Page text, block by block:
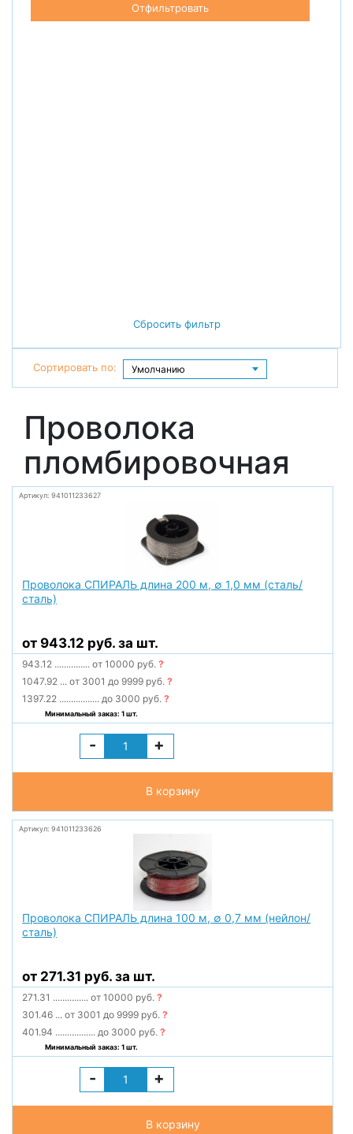
Отфильтровать
Сбросить фильтр
Сортировать по:
Проволока
пломбировочная
Артикул: 941011233627
Проволока СПИРАЛЬ длина 200 м, ∅ 1,0 мм (сталь/
сталь)
от 943.12 руб. за шт.
943.12 ............... от 10000 руб.?
1047.92 ... от 3001 до 9999 руб.?
1397.22 ................. до 3000 руб.?
Минимальный заказ: 1 шт.
- +
В корзину
Артикул: 941011233626
Проволока СПИРАЛЬ длина 100 м, ∅ 0,7 мм (нейлон/
сталь)
от 271.31 руб. за шт.
271.31 ............... от 10000 руб.?
301.46 ... от 3001 до 9999 руб.?
401.94 ................. до 3000 руб.?
Минимальный заказ: 1 шт.
- +
В корзину